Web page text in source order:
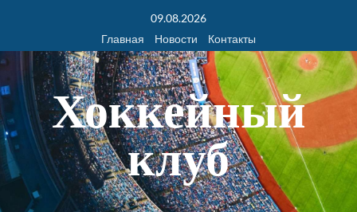
09.08.2026
Главная
Новости Контакты
Хоккейный
клуб